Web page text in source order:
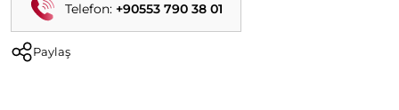
Telefon: +90553 790 38 01
Paylaş